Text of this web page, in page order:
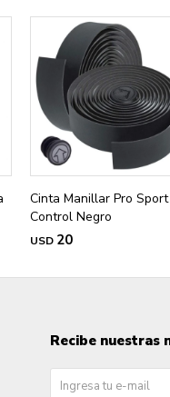
Cinta Manillar Pro Sport
Control Negro
USD 20
Recibe nuestras